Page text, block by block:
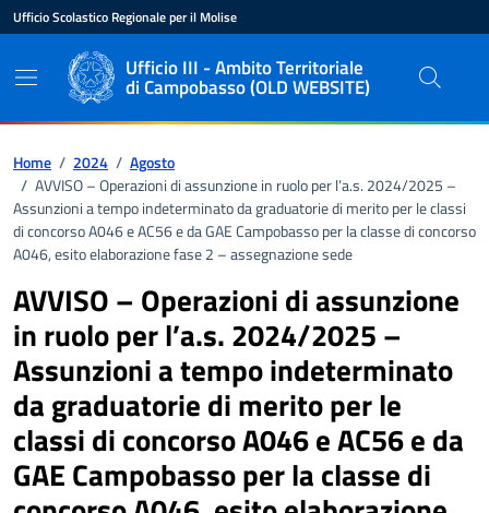
Vai ai contenuti
Vai al pié di pagina
Ente di appartenenza
Ufficio Scolastico Regionale per il Molise
Nome dell'enteUfficio III - Ambito Territoriale
di Campobasso (OLD WEBSITE)
Percorso di navigazione
Home / 2024 / Agosto
/ AVVISO – Operazioni di assunzione in ruolo per l’a.s. 2024/2025 –
Assunzioni a tempo indeterminato da graduatorie di merito per le classi
di concorso A046 e AC56 e da GAE Campobasso per la classe di concorso
A046, esito elaborazione fase 2 – assegnazione sede
AVVISO – Operazioni di assunzione
in ruolo per l’a.s. 2024/2025 –
Assunzioni a tempo indeterminato
da graduatorie di merito per le
classi di concorso A046 e AC56 e da
GAE Campobasso per la classe di